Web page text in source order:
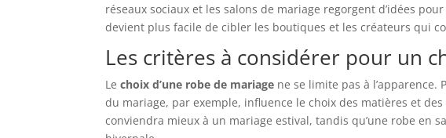
réseaux sociaux et les salons de mariage regorgent d’idées
devient plus facile de cibler les boutiques et les créateurs qui
Les critères à considérer pour un
Lechoix d’une robe de mariage ne se limite pas à
du mariage, par exemple, influence le choix des matières et
conviendra mieux à un mariage estival, tandis qu’une robe en